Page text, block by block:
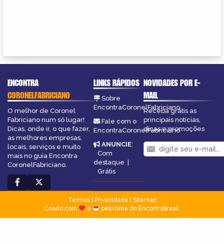
ENCONTRA
CORONELFABRICIANO
O melhor de Coronel
Fabriciano num só lugar!
Dicas, onde ir, o que fazer,
as melhores empresas,
locais, serviços e muito
mais no guia Encontra
CoronelFabriciano.
LINKS RÁPIDOS
Sobre
EncontraCoronelFabriciano
Fale com o
EncontraCoronelFabriciano
ANUNCIE:
Com
destaque |
Grátis
NOVIDADES POR E-
MAIL
Receba grátis as
principais notícias,
dicas e promoções
Termos| Privacidade
Sitemap
Criado com
e pelo time do EncontraBrasil